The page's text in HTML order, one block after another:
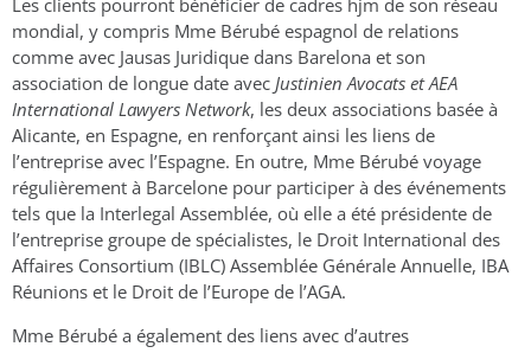
Les clients pourront bénéficier de cadres hjm de son réseau
mondial, y compris Mme Bérubé espagnol de relations
comme avec Jausas Juridique dans Barelona et son
association de longue date avec Justinien Avocats et AEA
International Lawyers Network, les deux associations basée à
Alicante, en Espagne, en renforçant ainsi les liens de
l’entreprise avec l’Espagne. En outre, Mme Bérubé voyage
régulièrement à Barcelone pour participer à des événements
tels que la Interlegal Assemblée, où elle a été présidente de
l’entreprise groupe de spécialistes, le Droit International des
Affaires Consortium (IBLC) Assemblée Générale Annuelle, IBA
Réunions et le Droit de l’Europe de l’AGA.
Mme Bérubé a également des liens avec d’autres